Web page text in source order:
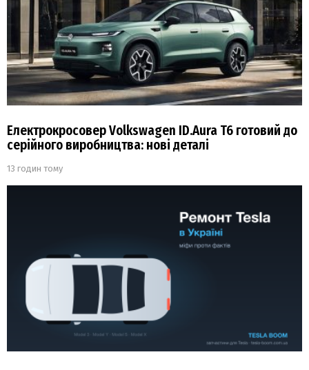
Електрокросовер Volkswagen ID.Aura T6 готовий до
серійного виробництва: нові деталі
13 годин тому